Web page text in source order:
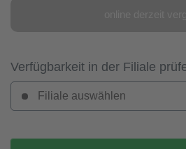
Verfügbarkeit in der Filiale
Filiale auswählen